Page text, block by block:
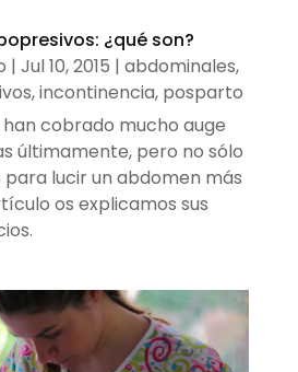
¿qué son?
| Jul 10, 2015 | abdominales,
,incontinencia, posparto
han cobrado mucho auge
últimamente, pero no sólo
lucir un abdomen más
os explicamos sus